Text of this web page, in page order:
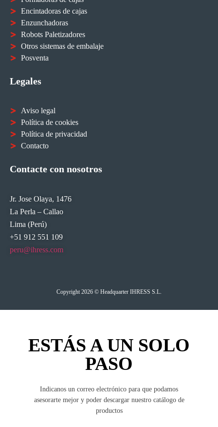
Encintadoras de cajas
Enzunchadoras
Robots Paletizadores
Otros sistemas de embalaje
Posventa
Legales
Aviso legal
Política de cookies
Política de privacidad
Contacto
Contacte con nosotros
Jr. Jose Olaya, 1476
La Perla – Callao
Lima (Perú)
+51 912 551 109
peru@ihress.com
Copyright 2026 © Headquarter IHRESS S.L.
ESTÁS A UN SOLO
PASO
Indicanos un correo electrónico para que podamos
asesorarte mejor y poder descargar nuestro catálogo de
productos